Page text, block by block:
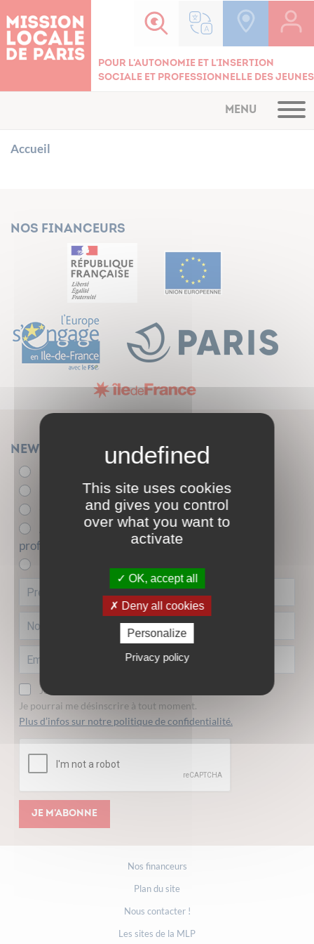
Pour l'autonomie et l'insertion
sociale et professionnelle des jeunes
MENU
Accueil
Nos financeurs
Newsletter
- de 26 ans
+ de 26 ans
Acteur.trice de l'insertion sociale et
professionnelle
Je consens à recevoir la lettre d'information.
Je pourrai me désinscrire à tout moment.
Plus d’infos sur notre politique de confidentialité.
Je m'abonne
Nos financeurs
Plan du site
Nous contacter !
Les sites de la MLP
This site uses cookies
and gives you control
over what you want to
activate
OK, accept all
Deny all cookies
Personalize
Privacy policy